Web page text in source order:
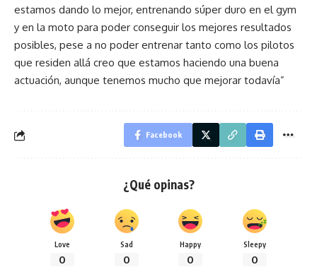
estamos dando lo mejor, entrenando súper duro en el gym
y en la moto para poder conseguir los mejores resultados
posibles, pese a no poder entrenar tanto como los pilotos
que residen allá creo que estamos haciendo una buena
actuación, aunque tenemos mucho que mejorar todavía”
Facebook
¿Qué opinas?
Love
0
Sad
0
Happy
0
Sleepy
0